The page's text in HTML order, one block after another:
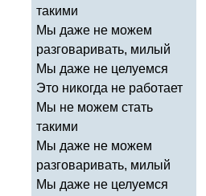
такими
Мы даже не можем
разговаривать, милый
Мы даже не целуемся
Это никогда не работает
Мы не можем стать
такими
Мы даже не можем
разговаривать, милый
Мы даже не целуемся